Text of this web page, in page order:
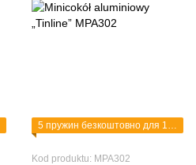
5 пружин безкоштовно для 1 планки
Kod produktu: MPA302